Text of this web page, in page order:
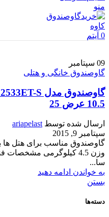
منو
0 آیتم
09 سپتامبر
گاوصندوق خانگی و هتلی
10.5 عرض 25
ارسال شده توسط ariapelast
سپتامبر 9, 2015
سا...
به خواندن ادامه دهید
بستن
دسته‌ها